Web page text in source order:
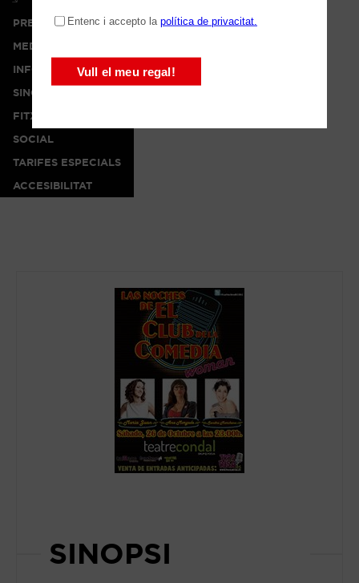
PREMSA
MEDIA
INFO
SINOPSI
FITXA ARTÍSTICA
SOCIAL
TARIFES ESPECIALS
ACCESIBILITAT
SINOPSI